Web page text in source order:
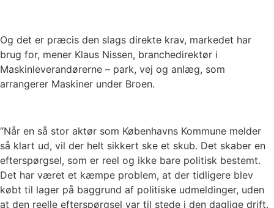
Og det er præcis den slags direkte krav, markedet har
brug for, mener Klaus Nissen, branchedirektør i
Maskinleverandørerne – park, vej og anlæg, som
arrangerer Maskiner under Broen.
“Når en så stor aktør som Københavns Kommune melder
så klart ud, vil der helt sikkert ske et skub. Det skaber en
efterspørgsel, som er reel og ikke bare politisk bestemt.
Det har været et kæmpe problem, at der tidligere blev
købt til lager på baggrund af politiske udmeldinger, uden
at den reelle efterspørgsel var til stede i den daglige drift.